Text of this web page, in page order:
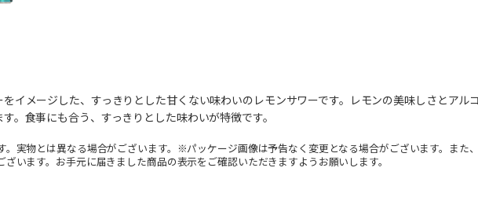
イメージした、すっきりとした甘くない味わいのレモンサワーです。レモンの美味しさとアル
。食事にも合う、すっきりとした味わいが特徴です。
。実物とは異なる場合がございます。※パッケージ画像は予告なく変更となる場合がございます。また
ざいます。お手元に届きました商品の表示をご確認いただきますようお願いします。